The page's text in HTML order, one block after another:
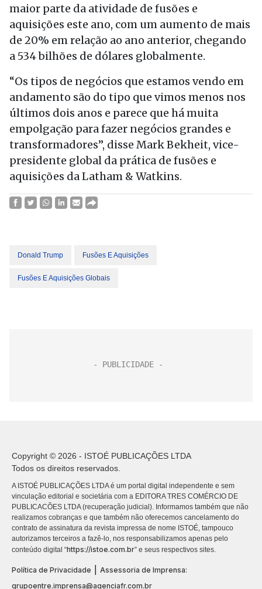
maior parte da atividade de fusões e
aquisições este ano, com um aumento de mais
de 20% em relação ao ano anterior, chegando
a 534 bilhões de dólares globalmente.
“Os tipos de negócios que estamos vendo em
andamento são do tipo que vimos menos nos
últimos dois anos e parece que há muita
empolgação para fazer negócios grandes e
transformadores”, disse Mark Bekheit, vice-
presidente global da prática de fusões e
aquisições da Latham & Watkins.
Donald Trump Fusões E Aquisições
Fusões E Aquisições Globais
Copyright © 2026 - ISTOÉ PUBLICAÇÕES LTDA
Todos os direitos reservados.
A ISTOÉ PUBLICAÇÕES LTDA é um portal digital independente e sem
vinculação editorial e societária com a EDITORA TRES COMÉRCIO DE
PUBLICACÕES LTDA (recuperação judicial). Informamos também que não
realizamos cobranças e que também não oferecemos cancelamento do
contrato de assinatura da revista impressa de nome ISTOÉ, tampouco
autorizamos terceiros a fazê-lo, nos responsabilizamos apenas pelo
conteúdo digital “https://istoe.com.br” e seus respectivos sites.
Política de Privacidade
Assessoria de Imprensa:
grupoentre.imprensa@agenciafr.com.br